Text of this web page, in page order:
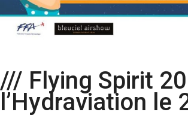
/// Flying Spirit
l’Hydraviation le